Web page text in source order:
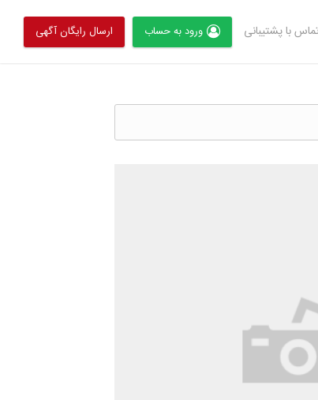
با پشتیبانی ورود به حساب ارسال رایگان آگهی